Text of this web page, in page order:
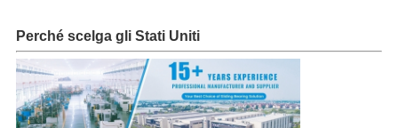
Perché scelga gli Stati Uniti